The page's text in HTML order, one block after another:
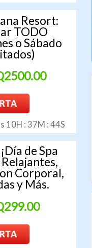
Resort:
TODO
o Sábado
10H :37M :43S
de Spa
Corporal,
y Más.